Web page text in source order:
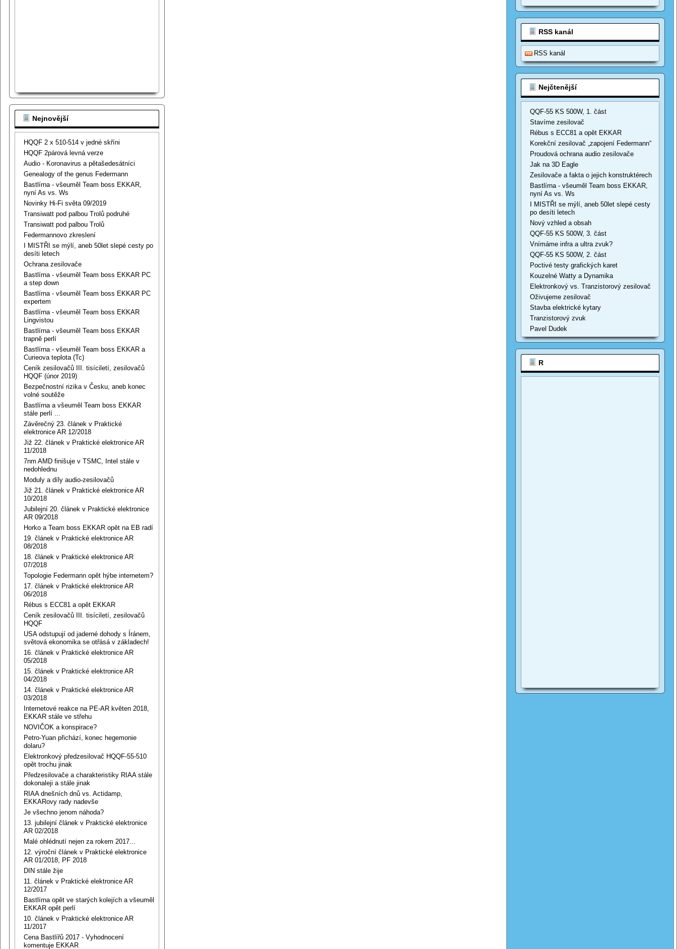
Nejnovější
HQQF 2 x 510-514 v jedné skříni
HQQF 2párová levná verze
Audio - Koronavirus a pětašedesátníci
Genealogy of the genus Federmann
Bastlírna - všeuměl Team boss EKKAR,
nyní As vs. Ws
Novinky Hi-Fi světa 09/2019
Transiwatt pod palbou Trolů podruhé
Transiwatt pod palbou Trolů
Federmannovo zkreslení
I MISTŘI se mýlí, aneb 50let slepé cesty po
desíti letech
Ochrana zesilovače
Bastlírna - všeuměl Team boss EKKAR PC
a step down
Bastlírna - všeuměl Team boss EKKAR PC
expertem
Bastlírna - všeuměl Team boss EKKAR
Lingvistou
Bastlírna - všeuměl Team boss EKKAR
trapně perlí
Bastlírna - všeuměl Team boss EKKAR a
Curieova teplota (Tc)
Ceník zesilovačů III. tisíciletí, zesilovačů
HQQF (únor 2019)
Bezpečnostní rizika v Česku, aneb konec
volné soutěže
Bastlírna a všeuměl Team boss EKKAR
stále perlí ...
Závěrečný 23. článek v Praktické
elektronice AR 12/2018
Již 22. článek v Praktické elektronice AR
11/2018
7nm AMD finišuje v TSMC, Intel stále v
nedohlednu
Moduly a díly audio-zesilovačů
Již 21. článek v Praktické elektronice AR
10/2018
Jubilejní 20. článek v Praktické elektronice
AR 09/2018
Horko a Team boss EKKAR opět na EB radí
19. článek v Praktické elektronice AR
08/2018
18. článek v Praktické elektronice AR
07/2018
Topologie Federmann opět hýbe internetem?
17. článek v Praktické elektronice AR
06/2018
Rébus s ECC81 a opět EKKAR
Ceník zesilovačů III. tisíciletí, zesilovačů
HQQF
USA odstupují od jaderné dohody s Íránem,
světová ekonomika se otřásá v základech!
16. článek v Praktické elektronice AR
05/2018
15. článek v Praktické elektronice AR
04/2018
14. článek v Praktické elektronice AR
03/2018
Internetové reakce na PE-AR květen 2018,
EKKAR stále ve střehu
NOVIČOK a konspirace?
Petro-Yuan přichází, konec hegemonie
dolaru?
Elektronkový předzesilovač HQQF-55-510
opět trochu jinak
Předzesilovače a charakteristiky RIAA stále
dokonaleji a stále jinak
RIAA dnešních dnů vs. Actidamp,
EKKARovy rady nadevše
Je všechno jenom náhoda?
13. jubilejní článek v Praktické elektronice
AR 02/2018
Malé ohlédnutí nejen za rokem 2017...
12. výroční článek v Praktické elektronice
AR 01/2018, PF 2018
DIN stále žije
11. článek v Praktické elektronice AR
12/2017
Bastlírna opět ve starých kolejích a všeuměl
EKKAR opět perlí
10. článek v Praktické elektronice AR
11/2017
Cena Bastlířů 2017 - Vyhodnocení
komentuje EKKAR
RSS kanál
RSS kanál
Nejčtenější
QQF-55 KS 500W, 1. část
Stavíme zesilovač
Rébus s ECC81 a opět EKKAR
Korekční zesilovač „zapojení Federmann“
Proudová ochrana audio zesilovače
Jak na 3D Eagle
Zesilovače a fakta o jejich konstruktérech
Bastlírna - všeuměl Team boss EKKAR,
nyní As vs. Ws
I MISTŘI se mýlí, aneb 50let slepé cesty
po desíti letech
Nový vzhled a obsah
QQF-55 KS 500W, 3. část
Vnímáme infra a ultra zvuk?
QQF-55 KS 500W, 2. část
Poctivé testy grafických karet
Kouzelné Watty a Dynamika
Elektronkový vs. Tranzistorový zesilovač
Oživujeme zesilovač
Stavba elektrické kytary
Tranzistorový zvuk
Pavel Dudek
R